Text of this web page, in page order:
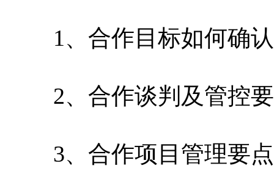
1、合作目标如何确认
2、合作谈判及管控
3、合作项目管理要点